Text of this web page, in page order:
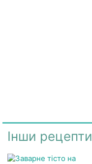
Інши рецепти